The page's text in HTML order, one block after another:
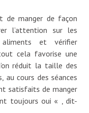
de manger de façon
l’attention sur les
et vérifier
cela favorise une
réduit la taille des
au cours des séances
satisfaits de manger
toujours oui « , dit-